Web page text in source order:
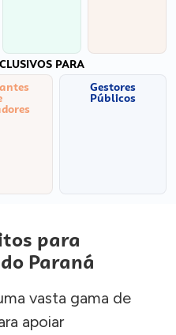
PARA
Gestores
Públicos
para
Paraná
vasta gama de
apoiar